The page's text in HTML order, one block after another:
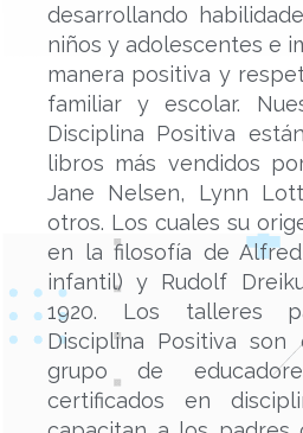
desarrollando
niños y adolescentes e
manera positiva y
familiar y escolar.
Disciplina Positiva
libros más vendidos
Jane Nelsen, Lynn
otros. Los cuales su
en la filosofía de
infantil) y Rudolf
1920. Los talleres
Disciplina Positiva
grupo de
certificados en